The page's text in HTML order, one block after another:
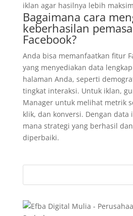
iklan agar hasilnya lebih
Bagaimana cara
keberhasilan
Facebook?
Anda bisa memanfaatkan fitur
yang menyediakan data
halaman Anda, seperti
tingkat interaksi. Untuk iklan,
Manager untuk melihat metrik
klik, dan konversi. Dengan data
mana strategi yang berhasil
diperbaiki.